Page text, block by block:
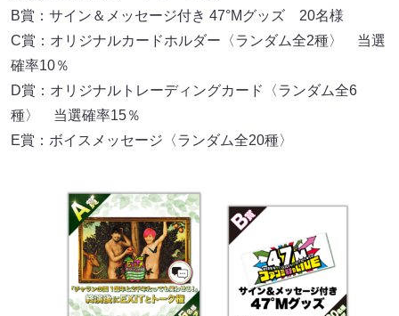
B賞：サイン＆メッセージ付き 47°Мグッズ 20名様
C賞：オリジナルカードホルダー〈ランダム全2種〉 当選
確率10％
D賞：オリジナルトレーディングカード〈ランダム全6
種〉 当選確率15％
E賞：ボイスメッセージ〈ランダム全20種〉